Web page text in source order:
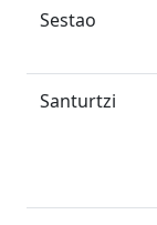
Sestao
Santurtzi